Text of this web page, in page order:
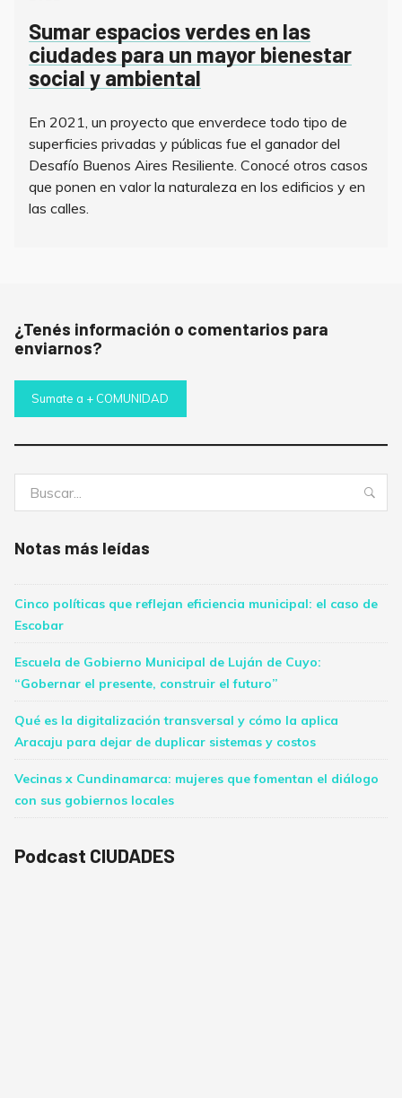
Sumar espacios verdes en las
ciudades para un mayor bienestar
social y ambiental
En 2021, un proyecto que enverdece todo tipo de
superficies privadas y públicas fue el ganador del
Desafío Buenos Aires Resiliente. Conocé otros casos
que ponen en valor la naturaleza en los edificios y en
las calles.
¿Tenés información o comentarios para
enviarnos?
Sumate a + COMUNIDAD
Notas más leídas
Cinco políticas que reflejan eficiencia municipal: el caso de
Escobar
Escuela de Gobierno Municipal de Luján de Cuyo:
“Gobernar el presente, construir el futuro”
Qué es la digitalización transversal y cómo la aplica
Aracaju para dejar de duplicar sistemas y costos
Vecinas x Cundinamarca: mujeres que fomentan el diálogo
con sus gobiernos locales
Podcast CIUDADES